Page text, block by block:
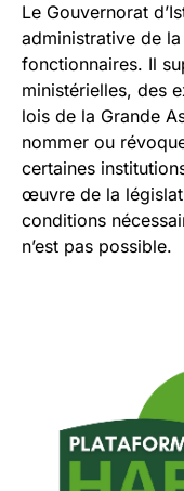
Le Gouvernorat
administrative de
fonctionnaires. Il
ministérielles, des
lois de la Grande
nommer ou
certaines
œuvre de la
conditions
n’est pas possible.